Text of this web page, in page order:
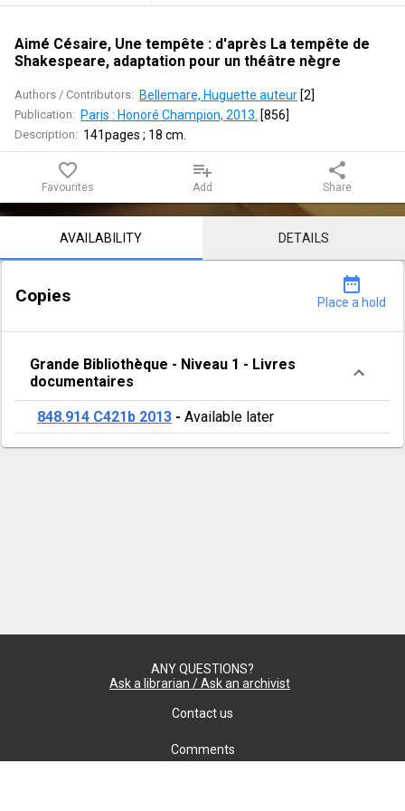
d'après
La
tempête
de
Shakespeare,
adaptation
pour
un
théâtre
nègre
Aimé Césaire, Une tempête : d'après La tempête de
Shakespeare, adaptation pour un théâtre nègre
Authors / Contributors: Bellemare, Huguette auteur [2]
Publication: Paris : Honoré Champion, 2013. [856]
Description: 141pages ; 18 cm.
favorite_border
Favourites
playlist_add
Add
share
Share
Notice content
AVAILABILITY DETAILS
Copies
date_range
Place a hold
Grande Bibliothèque - Niveau 1 - Livres
documentaires
848.914 C421b 2013 - Available later
ANY QUESTIONS?
Ask a librarian / Ask an archivist
Contact us
Comments